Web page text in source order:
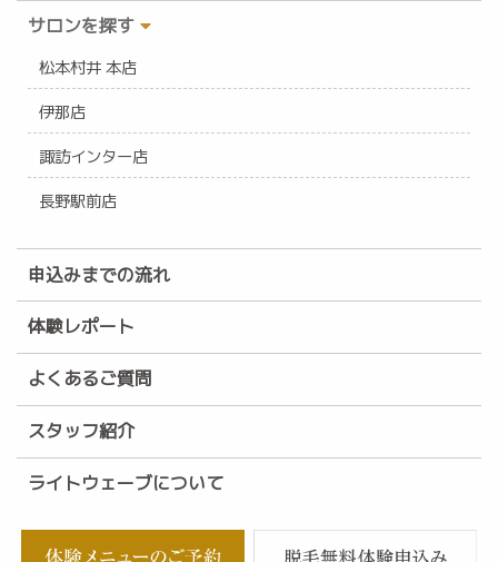
サロンを探す
松本村井 本店
伊那店
諏訪インター店
長野駅前店
申込みまでの流れ
体験レポート
よくあるご質問
スタッフ紹介
ライトウェーブについて